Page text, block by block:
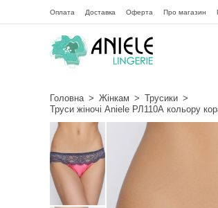
Оплата Доставка Оферта Про магазин
Головна > Жінкам > Трусики >
Труси жіночі Aniele РЛ110А кольору